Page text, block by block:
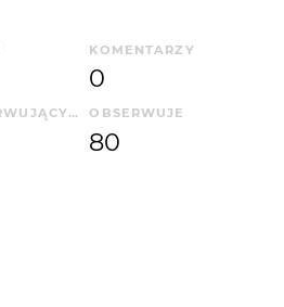
KOMENTARZY
0
OBSERWUJĄCYCH OBSERWUJE
80